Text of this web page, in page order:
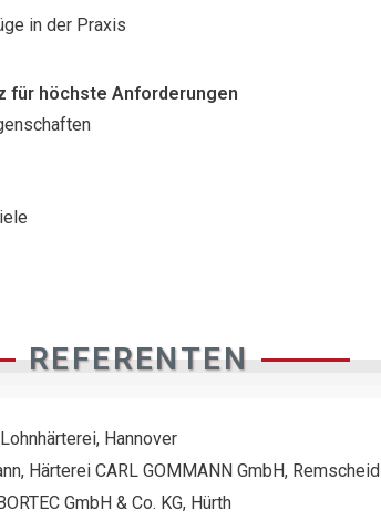
in der Praxis
für höchste Anforderungen
REFERENTEN
Hannover
Härterei CARL GOMMANN GmbH, Remscheid
GmbH & Co. KG, Hürth